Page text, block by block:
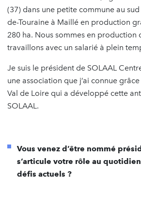
(37) dans une petite commune au
de-Touraine à Maillé en production
280 ha. Nous sommes en production
travaillons avec un salarié à plein
Je suis le président de SOLAAL
une association que j’ai connue
Val de Loire qui a développé cette
SOLAAL.
Vous venez d’être nommé
s’articule votre rôle au
défis actuels ?